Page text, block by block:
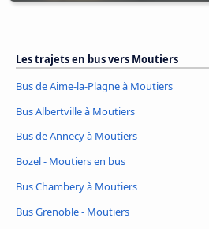
Les trajets en bus vers Moutiers
Bus de Aime-la-Plagne à Moutiers
Bus Albertville à Moutiers
Bus de Annecy à Moutiers
Bozel - Moutiers en bus
Bus Chambery à Moutiers
Bus Grenoble - Moutiers